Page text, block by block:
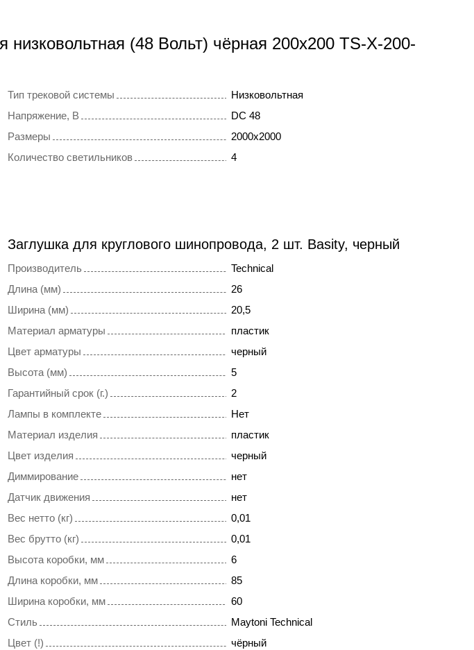
низковольтная (48 Вольт) чёрная 200x200 TS-X-200-
Тип трековой системы
Низковольтная
Напряжение, В
DC 48
Размеры
2000x2000
Количество светильников
4
Заглушка для круглового шинопровода, 2 шт. Basity, черный
Производитель
Technical
Длина (мм)
26
Ширина (мм)
20,5
Материал арматуры
пластик
Цвет арматуры
черный
Высота (мм)
5
Гарантийный срок (г.)
2
Лампы в комплекте
Нет
Материал изделия
пластик
Цвет изделия
черный
Диммирование
нет
Датчик движения
нет
Вес нетто (кг)
0,01
Вес брутто (кг)
0,01
Высота коробки, мм
6
Длина коробки, мм
85
Ширина коробки, мм
60
Стиль
Maytoni Technical
Цвет (!)
чёрный